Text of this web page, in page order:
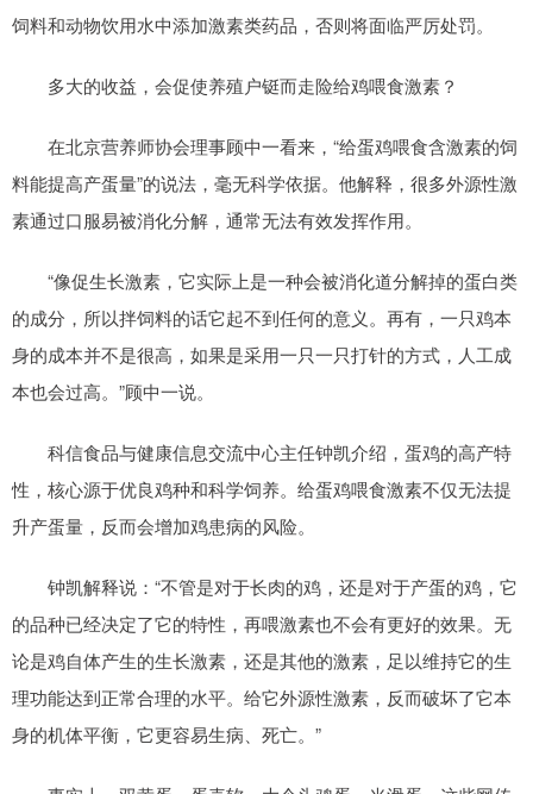
饲料和动物饮用水中添加激素类药品，否则将面临严厉处罚。
多大的收益，会促使养殖户铤而走险给鸡喂食激素？
在北京营养师协会理事顾中一看来，“给蛋鸡喂食含激素的饲
料能提高产蛋量”的说法，毫无科学依据。他解释，很多外源性激
素通过口服易被消化分解，通常无法有效发挥作用。
“像促生长激素，它实际上是一种会被消化道分解掉的蛋白类
的成分，所以拌饲料的话它起不到任何的意义。再有，一只鸡本
身的成本并不是很高，如果是采用一只一只打针的方式，人工成
本也会过高。”顾中一说。
科信食品与健康信息交流中心主任钟凯介绍，蛋鸡的高产特
性，核心源于优良鸡种和科学饲养。给蛋鸡喂食激素不仅无法提
升产蛋量，反而会增加鸡患病的风险。
钟凯解释说：“不管是对于长肉的鸡，还是对于产蛋的鸡，它
的品种已经决定了它的特性，再喂激素也不会有更好的效果。无
论是鸡自体产生的生长激素，还是其他的激素，足以维持它的生
理功能达到正常合理的水平。给它外源性激素，反而破坏了它本
身的机体平衡，它更容易生病、死亡。”